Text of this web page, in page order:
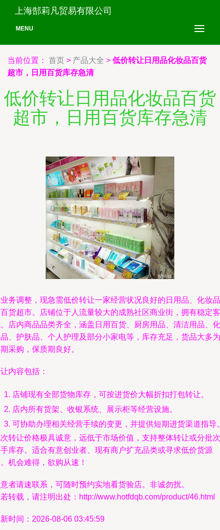
上海郜莉凡贸易有限公司
MENU
当前位置： 首页 > 产品大全 > 低价转让日用品化妆品百货
超市，日用百货库存急清
低价转让日用品化妆品百货
超市，日用百货库存急清
务调整，现急需低价转让一家经营状况良好的日用品、化妆品
货超市。店铺位于人流量较大的成熟社区商业街，拥有稳定客
店内商品品类齐全，涵盖日用百货、厨房用品、清洁用品、化
、护肤品、个人护理及部分小家电等，库存充足，货品大多为
采购，保质期良好。
内容包括：
店铺现有全部货物库存，可按进货价大幅折扣打包转让。
店内所有货架、收银系统、展示柜等经营设施。
可协助办理相关经营手续的变更，并提供短期进货渠道指导
转让价格极具诚意，远低于市场价值，支持整体转让或分批次
库存。适合有意创业者、现有商户扩充品类或寻求低价货源
机会难得，欲购从速！
者请速联系，可随时预约实地看货验店。非诚勿扰。
转载，请注明出处：http://www.hotfdqb.com/product/46.html
时间：2026-08-06 03:45:59